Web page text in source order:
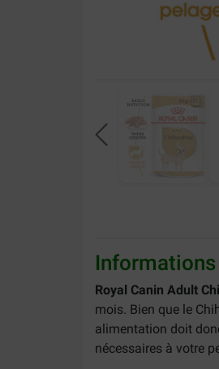
Informations
Royal Canin Adult
mois. Bien que le
alimentation doit
nécessaires à votre